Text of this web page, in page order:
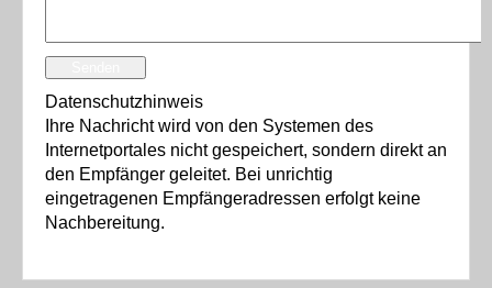
Datenschutzhinweis
Ihre Nachricht wird von den Systemen des
Internetportales nicht gespeichert, sondern direkt an
den Empfänger geleitet. Bei unrichtig
eingetragenen Empfängeradressen erfolgt keine
Nachbereitung.